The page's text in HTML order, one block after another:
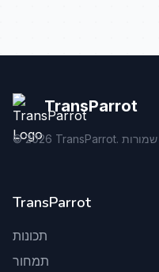
TransParrot
©2026
TransParrot
תכונות
תמחור